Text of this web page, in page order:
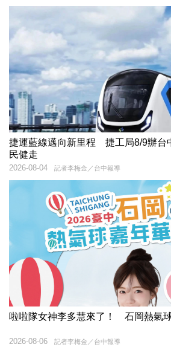
捷運藍線邁向新里程 捷工局8/9辦台
民健走
記者李梅金／台中報導
2026-08-04
啦啦隊女神李多慧來了！ 石岡熱氣
記者李梅金／台中報導
2026-08-06